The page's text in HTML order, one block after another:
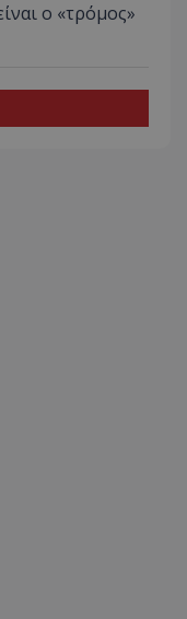
ο «τρόμος»